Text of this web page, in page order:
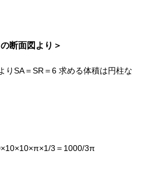
断面図より＞
りSA＝SR＝6 求める体積は円柱な
3＝1000/3π